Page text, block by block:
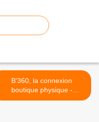
B'360, la connexion
boutique physique -
boutique dématérialisée :